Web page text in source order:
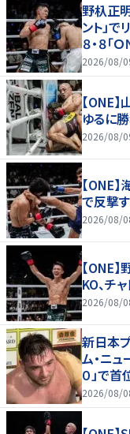
野杁正明
ント」で
８・８「
2026/08/
【ONE
ゆるに
2026/08/
【ONE
で反撃
2026/08/
【ONE
KO、チ
2026/08/
新日本プ
ム・ニュ
０」で
2026/08/